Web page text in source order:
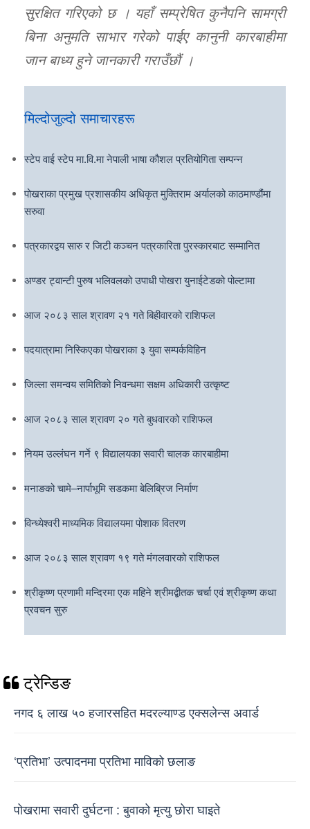
सुरक्षित गरिएको छ । यहाँ सम्प्रेषित कुनैपनि सामग्री
बिना अनुमति साभार गरेको पाईए कानुनी कारबाहीमा
जान बाध्य हुने जानकारी गराउँछौं ।
मिल्दोजुल्दो समाचारहरू
स्टेप वाई स्टेप मा.वि.मा नेपाली भाषा कौशल प्रतियोगिता सम्पन्न
पोखराका प्रमुख प्रशासकीय अधिकृत मुक्तिराम अर्यालको काठमाण्डौंमा
सरुवा
पत्रकारद्वय सारु र जिटी कञ्चन पत्रकारिता पुरस्कारबाट सम्मानित
अण्डर ट्वान्टी पुरुष भलिवलको उपाधी पोखरा युनाईटेडको पोल्टामा
आज २०८३ साल श्रावण २१ गते बिहीवारको राशिफल
पदयात्रामा निस्किएका पोखराका ३ युवा सम्पर्कविहिन
जिल्ला समन्वय समितिको निवन्धमा सक्षम अधिकारी उत्कृष्ट
आज २०८३ साल श्रावण २० गते बुधवारको राशिफल
नियम उल्लंघन गर्ने ९ विद्यालयका सवारी चालक कारबाहीमा
मनाङको चामे–नार्पाभूमि सडकमा बेलिब्रिज निर्माण
विन्ध्येश्वरी माध्यमिक विद्यालयमा पोशाक वितरण
आज २०८३ साल श्रावण १९ गते मंगलवारको राशिफल
श्रीकृष्ण प्रणामी मन्दिरमा एक महिने श्रीमद्बीतक चर्चा एवं श्रीकृष्ण कथा
प्रवचन सुरु
ट्रेन्डिङ
नगद ६ लाख ५० हजारसहित मदरल्याण्ड एक्सलेन्स अवार्ड
‘प्रतिभा’ उत्पादनमा प्रतिभा माविको छलाङ
पोखरामा सवारी दुर्घटना : बुवाको मृत्यु छोरा घाइते